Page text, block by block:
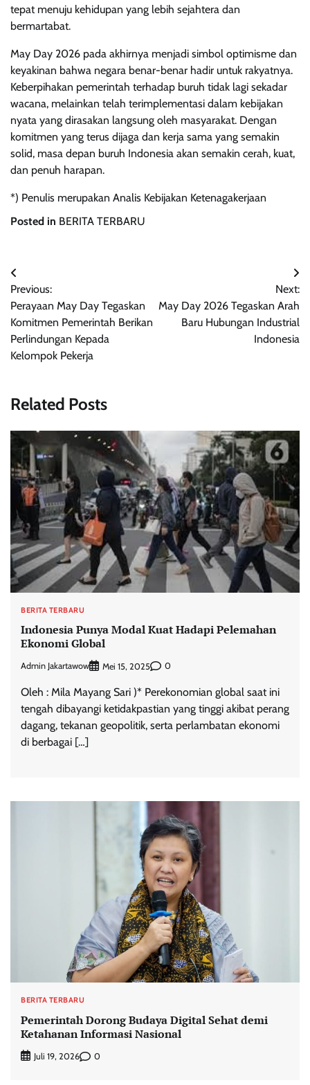
tepat menuju kehidupan yang lebih sejahtera dan
bermartabat.
May Day 2026 pada akhirnya menjadi simbol optimisme dan
keyakinan bahwa negara benar-benar hadir untuk rakyatnya.
Keberpihakan pemerintah terhadap buruh tidak lagi sekadar
wacana, melainkan telah terimplementasi dalam kebijakan
nyata yang dirasakan langsung oleh masyarakat. Dengan
komitmen yang terus dijaga dan kerja sama yang semakin
solid, masa depan buruh Indonesia akan semakin cerah, kuat,
dan penuh harapan.
*) Penulis merupakan Analis Kebijakan Ketenagakerjaan
Posted in BERITA TERBARU
Navigasi
pos
Previous:
Perayaan May Day Tegaskan
Komitmen Pemerintah Berikan
Perlindungan Kepada
Kelompok Pekerja
Next:
May Day 2026 Tegaskan Arah
Baru Hubungan Industrial
Indonesia
Related Posts
BERITA TERBARU
Indonesia Punya Modal Kuat Hadapi Pelemahan
Ekonomi Global
Admin Jakartawow Mei 15, 2025 0
Oleh : Mila Mayang Sari )* Perekonomian global saat ini
tengah dibayangi ketidakpastian yang tinggi akibat perang
dagang, tekanan geopolitik, serta perlambatan ekonomi
di berbagai […]
BERITA TERBARU
Pemerintah Dorong Budaya Digital Sehat demi
Ketahanan Informasi Nasional
Juli 19, 2026 0